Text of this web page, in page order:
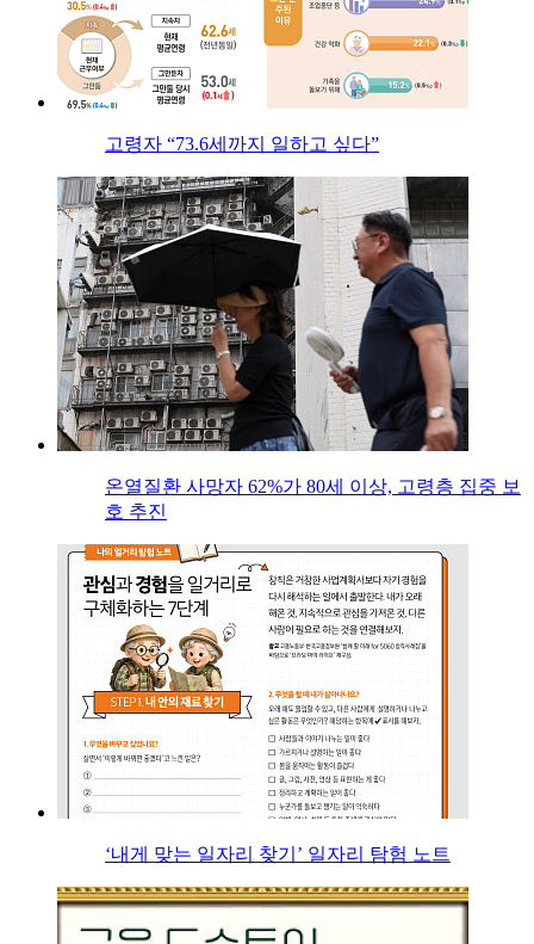
고령자 “73.6세까지 일하고 싶다”
온열질환 사망자 62%가 80세 이상, 고령층 집중 보
호 추진
‘내게 맞는 일자리 찾기’ 일자리 탐험 노트